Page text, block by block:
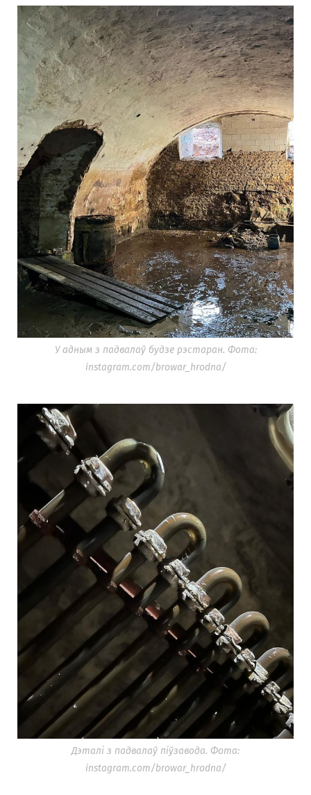
У адным з падвалаў будзе рэстаран. Фота:
instagram.com/browar_hrodna/
Дэталі з падвалаў піўзавода. Фота:
instagram.com/browar_hrodna/